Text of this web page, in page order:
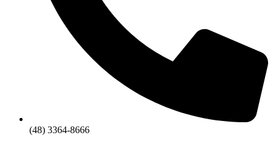
(48) 3364-8666